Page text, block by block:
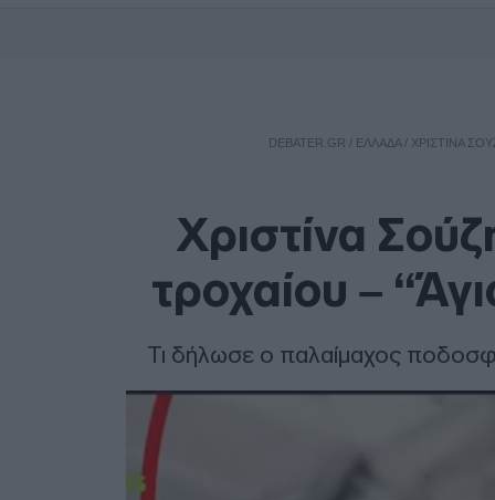
DEBATER.GR / ΕΛΛΑΔΑ/ ΧΡΙΣΤΊΝΑ
Χριστίνα
τροχαίου –
Τι δήλωσε ο παλαίμαχος